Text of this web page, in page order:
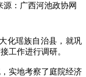
：广西河池政协网
化瑶族自治县，就巩
工作进行调研。
实地考察了庭院经济